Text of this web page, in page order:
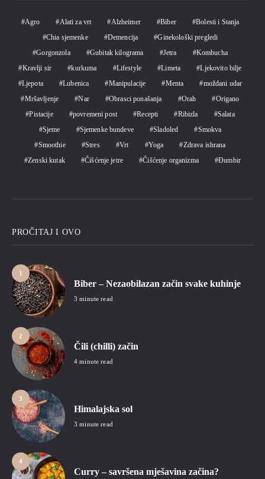
Agro Alati za vrt Alzheimer Biber
Bolesti i Stanja
Chia sjemenke
Demencija
Ginekološki pregledi
Gorgonzola
Gubitak kilograma Jetra
Kombucha
Kravlji sir
kurkuma Lifestyle Limeta
Ljekovito bilje
Ljepota
Lubenica Manipulacije Menta
moždani udar
Mršavljenje
Nar Obrasci ponašanja Orah
Origano
Pistacije
povremeni post Recepti Ribizla
Salata
Sjeme
Sjemenke bundeve Sladoled
Smokva
Smoothie
Stres Vrt Yoga
Zdrava ishrana
Zenski kutak
Čišćenje jetre Čišćenje organizma Đumbir
PROČITAJ I OVO
1
Biber – Nezaobilazan začin svake kuhinje
3 minute read
2
Čili (chilli) začin
4 minute read
3
Himalajska sol
3 minute read
4
Curry – savršena mješavina začina?